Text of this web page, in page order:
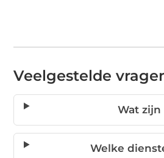
Veelgestelde
Wat zijn
Welke